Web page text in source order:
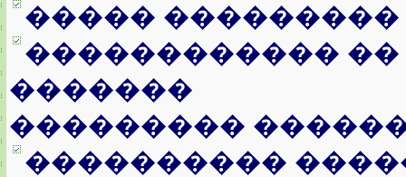
�����
������������
�������
���������
����������